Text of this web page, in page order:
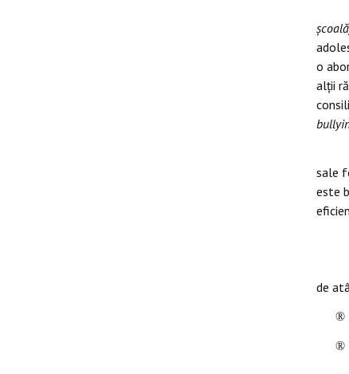
o
alții
sale
este
de
®
®